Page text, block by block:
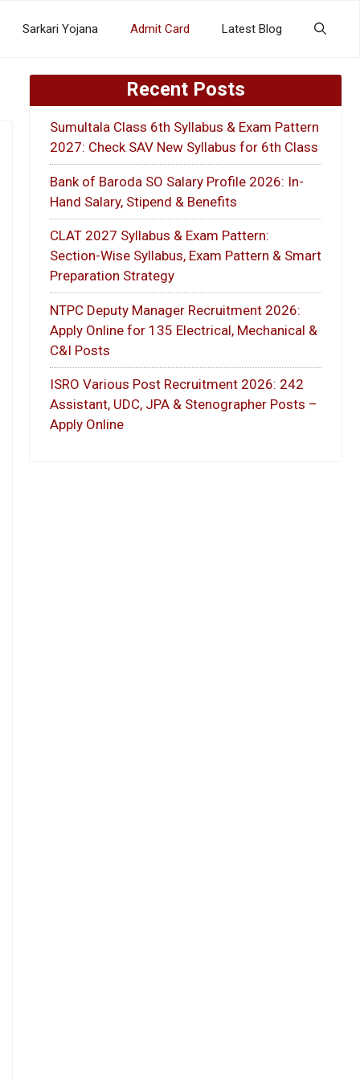
Sarkari Yojana Admit Card Latest Blog
Recent Posts
Sumultala Class 6th Syllabus & Exam Pattern
2027: Check SAV New Syllabus for 6th Class
Bank of Baroda SO Salary Profile 2026: In-
Hand Salary, Stipend & Benefits
CLAT 2027 Syllabus & Exam Pattern:
Section-Wise Syllabus, Exam Pattern & Smart
Preparation Strategy
NTPC Deputy Manager Recruitment 2026:
Apply Online for 135 Electrical, Mechanical &
C&I Posts
ISRO Various Post Recruitment 2026: 242
Assistant, UDC, JPA & Stenographer Posts –
Apply Online